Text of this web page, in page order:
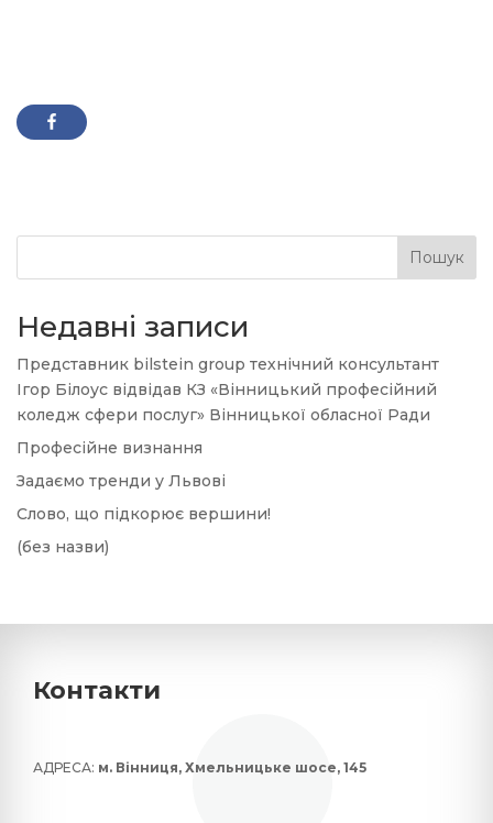
Пошук
Недавні записи
Представник bilstein group технічний консультант
Ігор Білоус відвідав КЗ «Вінницький професійний
коледж сфери послуг» Вінницької обласної Ради
Професійне визнання
Задаємо тренди у Львові
Слово, що підкорює вершини!
(без назви)
Контакти
АДРЕСА: м. Вінниця, Хмельницьке шосе, 145